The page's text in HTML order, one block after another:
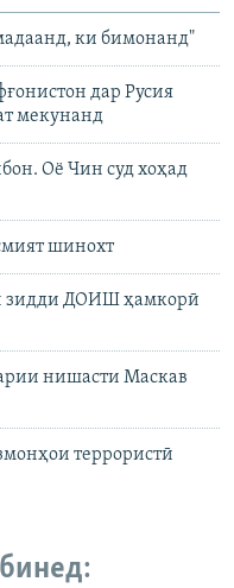
ки бимонанд"
дар Русия
мекунанд
Оё Чин суд хоҳад
шинохт
зидди ДОИШ ҳамкорӣ
нишасти Маскав
террористӣ